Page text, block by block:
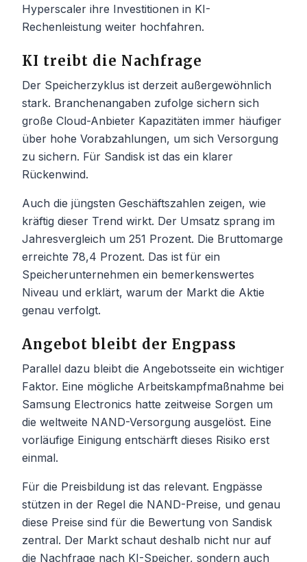
Hyperscaler ihre Investitionen in KI-
Rechenleistung weiter hochfahren.
KI treibt die Nachfrage
Der Speicherzyklus ist derzeit außergewöhnlich
stark. Branchenangaben zufolge sichern sich
große Cloud-Anbieter Kapazitäten immer häufiger
über hohe Vorabzahlungen, um sich Versorgung
zu sichern. Für Sandisk ist das ein klarer
Rückenwind.
Auch die jüngsten Geschäftszahlen zeigen, wie
kräftig dieser Trend wirkt. Der Umsatz sprang im
Jahresvergleich um 251 Prozent. Die Bruttomarge
erreichte 78,4 Prozent. Das ist für ein
Speicherunternehmen ein bemerkenswertes
Niveau und erklärt, warum der Markt die Aktie
genau verfolgt.
Angebot bleibt der Engpass
Parallel dazu bleibt die Angebotsseite ein wichtiger
Faktor. Eine mögliche Arbeitskampfmaßnahme bei
Samsung Electronics hatte zeitweise Sorgen um
die weltweite NAND-Versorgung ausgelöst. Eine
vorläufige Einigung entschärft dieses Risiko erst
einmal.
Für die Preisbildung ist das relevant. Engpässe
stützen in der Regel die NAND-Preise, und genau
diese Preise sind für die Bewertung von Sandisk
zentral. Der Markt schaut deshalb nicht nur auf
die Nachfrage nach KI-Speicher, sondern auch